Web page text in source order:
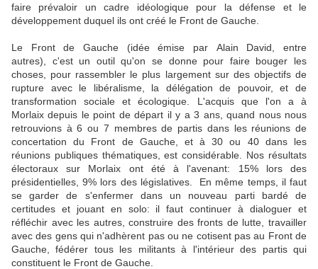
faire prévaloir un cadre idéologique pour la défense et le
développement duquel ils ont créé le Front de Gauche.
Le Front de Gauche (idée émise par Alain David, entre
autres), c'est un outil qu'on se donne pour faire bouger les
choses, pour rassembler le plus largement sur des objectifs de
rupture avec le libéralisme, la délégation de pouvoir, et de
transformation sociale et écologique. L'acquis que l'on a à
Morlaix depuis le point de départ il y a 3 ans, quand nous nous
retrouvions à 6 ou 7 membres de partis dans les réunions de
concertation du Front de Gauche, et à 30 ou 40 dans les
réunions publiques thématiques, est considérable. Nos résultats
électoraux sur Morlaix ont été à l'avenant: 15% lors des
présidentielles, 9% lors des législatives. En même temps, il faut
se garder de s'enfermer dans un nouveau parti bardé de
certitudes et jouant en solo: il faut continuer à dialoguer et
réfléchir avec les autres, construire des fronts de lutte, travailler
avec des gens qui n'adhèrent pas ou ne cotisent pas au Front de
Gauche, fédérer tous les militants à l'intérieur des partis qui
constituent le Front de Gauche.